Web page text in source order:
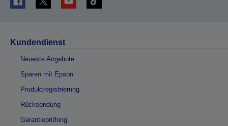
Kundendienst
Neueste Angebote
Sparen mit Epson
Produktregistrierung
Rücksendung
Garantieprüfung